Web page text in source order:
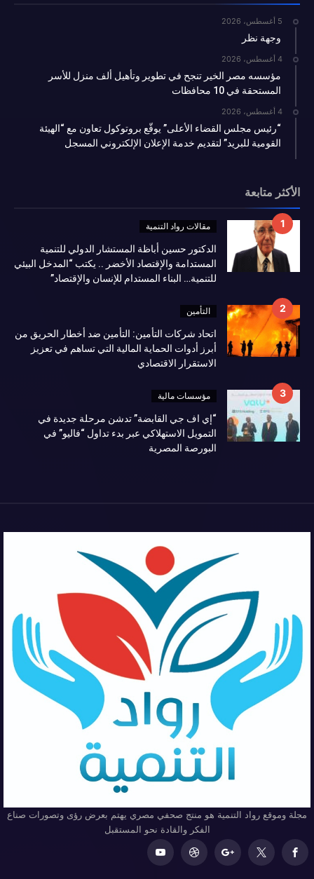
5 أغسطس، 2026
وجهة نظر
4 أغسطس، 2026
مؤسسه مصر الخير تنجح في تطوير وتأهيل ألف منزل للأسر
المستحقة في 10 محافظات
4 أغسطس، 2026
“رئيس مجلس القضاء الأعلى” يوقّع بروتوكول تعاون مع “الهيئة
القومية للبريد” لتقديم خدمة الإعلان الإلكتروني المسجل
الأكثر متابعة
مقالات رواد التنمية
الدكتور حسين أباظة المستشار الدولي للتنمية
المستدامة والإقتصاد الأخضر .. يكتب “المدخل البيئي
للتنمية… البناء المستدام للإنسان والإقتصاد”
التأمين
اتحاد شركات التأمين: التأمين ضد أخطار الحريق من
أبرز أدوات الحماية المالية التي تساهم في تعزيز
الاستقرار الاقتصادي
مؤسسات مالية
“إي اف جي القابضة” تدشن مرحلة جديدة في
التمويل الاستهلاكي عبر بدء تداول “فاليو” في
البورصة المصرية
مجلة وموقع رواد التنمية هو منتج صحفي مصري يهتم بعرض رؤى وتصورات صناع
الفكر والقادة نحو المستقبل